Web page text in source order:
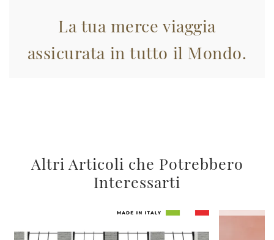
La tua merce viaggia
assicurata in tutto il Mondo.
Altri Articoli che Potrebbero
Interessarti